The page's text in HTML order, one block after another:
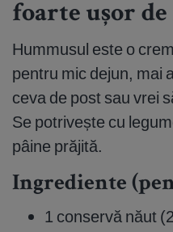
foarte ușor
Hummusul este o
pentru mic dejun, mai
ceva de post sau vrei
Se potrivește cu
pâine prăjită.
Ingrediente
1 conservă năut